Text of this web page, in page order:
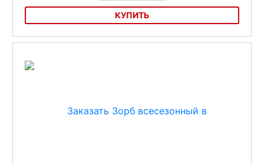
КУПИТЬ
Водный шар ПВХ, прозрачный